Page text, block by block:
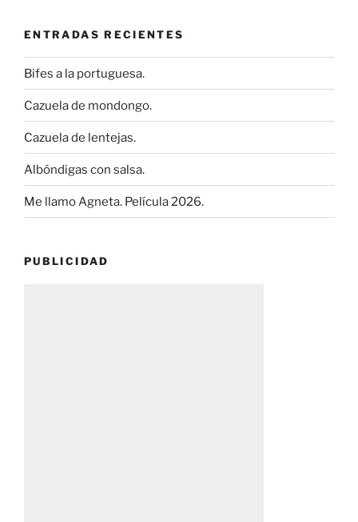
ENTRADAS RECIENTES
Bifes a la portuguesa.
Cazuela de mondongo.
Cazuela de lentejas.
Albóndigas con salsa.
Me llamo Agneta. Película 2026.
PUBLICIDAD